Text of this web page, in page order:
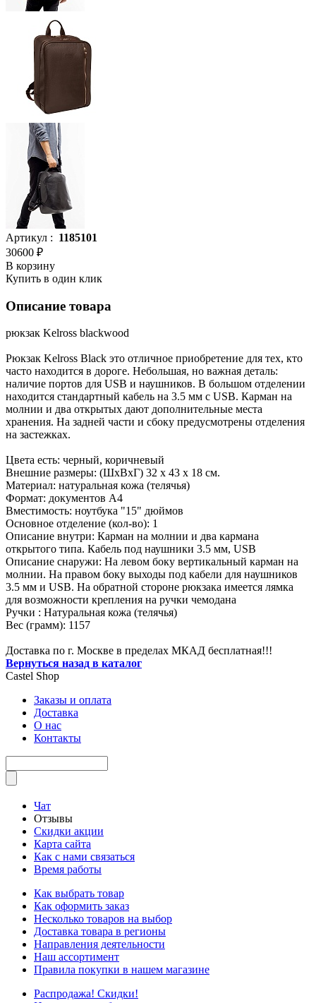
Артикул : 1185101
30600 ₽
В корзину
Купить в один клик
Описание товара
рюкзак Kelross blackwood
Рюкзак Kelross Black это отличное приобретение для тех, кто
часто находится в дороге. Небольшая, но важная деталь:
наличие портов для USB и наушников. В большом отделении
находится стандартный кабель на 3.5 мм с USB. Карман на
молнии и два открытых дают дополнительные места
хранения. На задней части и сбоку предусмотрены отделения
на застежках.
Цвета есть: черный, коричневый
Внешние размеры: (ШхВхГ) 32 х 43 х 18 см.
Материал: натуральная кожа (телячья)
Формат: документов А4
Вместимость: ноутбука "15" дюймов
Основное отделение (кол-во): 1
Описание внутри: Карман на молнии и два кармана
открытого типа. Кабель под наушники 3.5 мм, USB
Описание снаружи: На левом боку вертикальный карман на
молнии. На правом боку выходы под кабели для наушников
3.5 мм и USB. На обратной стороне рюкзака имеется лямка
для возможности крепления на ручки чемодана
Ручки : Натуральная кожа (телячья)
Вес (грамм): 1157
Доставка по г. Москве в пределах МКАД бесплатная!!!
Вернуться назад в каталог
Castel Shop
Заказы и оплата
Доставка
О нас
Контакты
Чат
Отзывы
Скидки акции
Карта сайта
Как с нами связаться
Время работы
Как выбрать товар
Как оформить заказ
Несколько товаров на выбор
Доставка товара в регионы
Направления деятельности
Наш ассортимент
Правила покупки в нашем магазине
Распродажа! Скидки!